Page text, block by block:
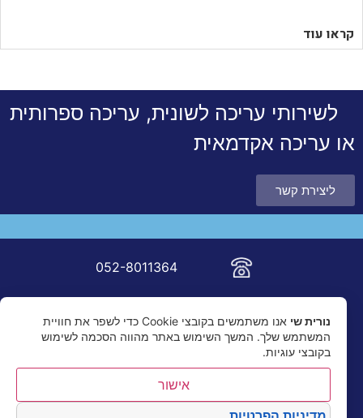
קראו עוד
לשירותי עריכה לשונית, עריכה ספרותית
או עריכה אקדמאית
ליצירת קשר
052-8011364
נורית שי
אנו משתמשים בקובצי Cookie כדי לשפר את חוויית
המשתמש שלך. המשך השימוש באתר מהווה הסכמה לשימוש
בקובצי עוגיות.
אישור